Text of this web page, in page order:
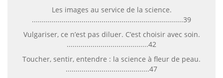
Les images au service de la science.
............................................................................39
Vulgariser, ce n’est pas diluer. C’est choisir avec soin.
.........................................42
Toucher, sentir, entendre : la science à fleur de peau.
..........................................47